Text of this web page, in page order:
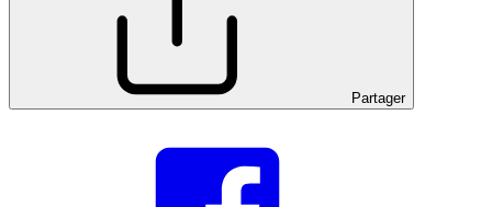
Partager